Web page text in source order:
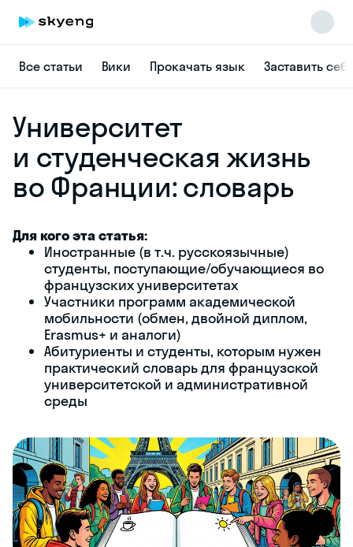
Все статьи Вики Прокачать язык Заставить
Университет
и студенческая жизнь
во Франции: словарь
Для кого эта статья:
Иностранные (в т.ч. русскоязычные)
студенты, поступающие/обучающиеся во
французских университетах
Участники программ академической
мобильности (обмен, двойной диплом,
Erasmus+ и аналоги)
Абитуриенты и студенты, которым нужен
практический словарь для французской
университетской и административной
среды
Skyeng Chat